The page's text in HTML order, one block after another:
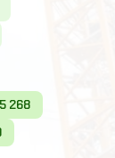
268